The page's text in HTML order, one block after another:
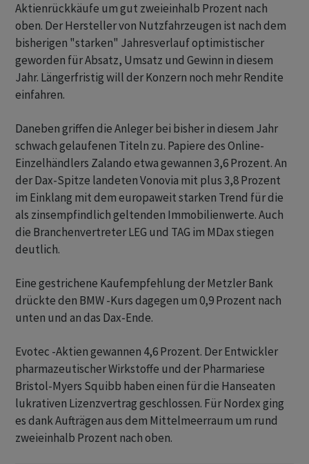
Aktienrückkäufe um gut zweieinhalb Prozent nach
oben. Der Hersteller von Nutzfahrzeugen ist nach dem
bisherigen "starken" Jahresverlauf optimistischer
geworden für Absatz, Umsatz und Gewinn in diesem
Jahr. Längerfristig will der Konzern noch mehr Rendite
einfahren.
Daneben griffen die Anleger bei bisher in diesem Jahr
schwach gelaufenen Titeln zu. Papiere des Online-
Einzelhändlers Zalando etwa gewannen 3,6 Prozent. An
der Dax-Spitze landeten Vonovia mit plus 3,8 Prozent
im Einklang mit dem europaweit starken Trend für die
als zinsempfindlich geltenden Immobilienwerte. Auch
die Branchenvertreter LEG und TAG im MDax stiegen
deutlich.
Eine gestrichene Kaufempfehlung der Metzler Bank
drückte den BMW -Kurs dagegen um 0,9 Prozent nach
unten und an das Dax-Ende.
Evotec -Aktien gewannen 4,6 Prozent. Der Entwickler
pharmazeutischer Wirkstoffe und der Pharmariese
Bristol-Myers Squibb haben einen für die Hanseaten
lukrativen Lizenzvertrag geschlossen. Für Nordex ging
es dank Aufträgen aus dem Mittelmeerraum um rund
zweieinhalb Prozent nach oben.